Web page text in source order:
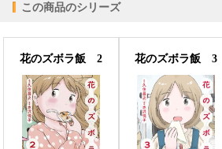
【PC版ConTenDoビューア】
【モバイルビューア】
この商品のシリーズ
花のズボラ飯 2 花のズボラ飯 3